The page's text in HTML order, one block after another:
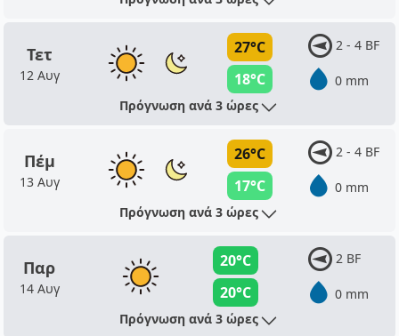
Τετ
12 Αυγ
27°C
18°C
2 - 4 BF
0 mm
Πρόγνωση ανά 3 ώρες
Πέμ
13 Αυγ
26°C
17°C
2 - 4 BF
0 mm
Πρόγνωση ανά 3 ώρες
Παρ
14 Αυγ
20°C
20°C
2 BF
0 mm
Πρόγνωση ανά 3 ώρες